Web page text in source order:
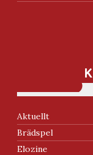
Aktuellt
Brädspel
Elozine